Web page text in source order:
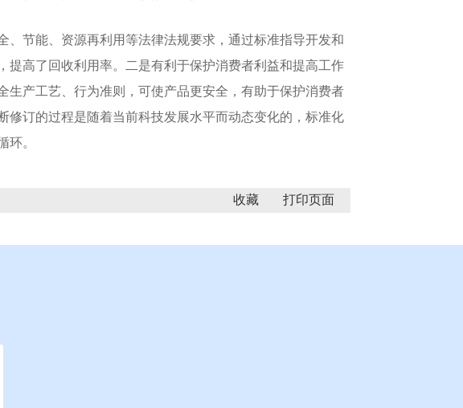
节能、资源再利用等法律法规要求，通过标准指导开发和
高了回收利用率。二是有利于保护消费者利益和提高工作
生产工艺、行为准则，可使产品更安全，有助于保护消费者
订的过程是随着当前科技发展水平而动态变化的，标准化
环。
收藏